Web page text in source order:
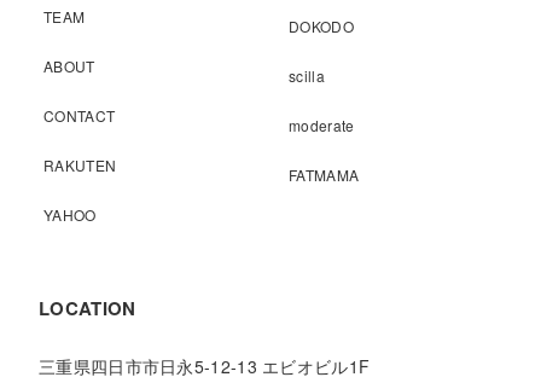
TEAM
ABOUT
CONTACT
RAKUTEN
YAHOO
DOKODO
scilla
moderate
FATMAMA
LOCATION
三重県四日市市日永5-12-13 エビオビル1F